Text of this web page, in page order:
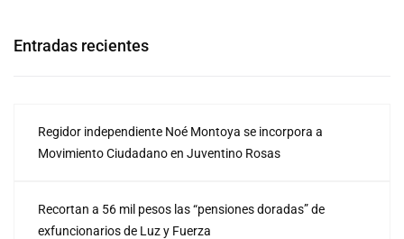
Entradas recientes
Regidor independiente Noé Montoya se incorpora a
Movimiento Ciudadano en Juventino Rosas
Recortan a 56 mil pesos las “pensiones doradas” de
exfuncionarios de Luz y Fuerza